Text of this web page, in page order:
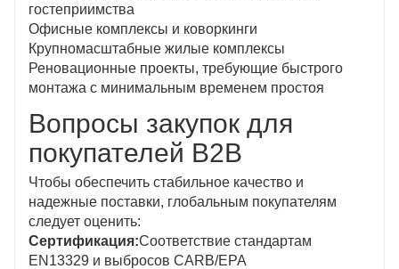
гостеприимства
Офисные комплексы и коворкинги
Крупномасштабные жилые комплексы
Реновационные проекты, требующие быстрого
монтажа с минимальным временем простоя
Вопросы закупок для
покупателей B2B
Чтобы обеспечить стабильное качество и
надежные поставки, глобальным покупателям
следует оценить:
Сертификация:Соответствие стандартам
EN13329 и выбросов CARB/EPA